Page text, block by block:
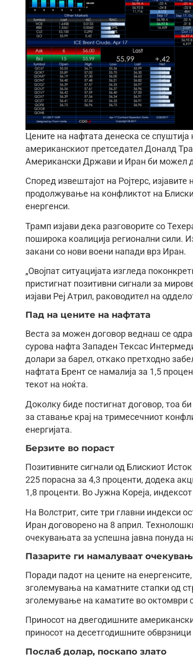
Цените на нафтата денеска се
американскиот претседател Доналд
Американски Држави и Иран би можел
Според извештајот на Ројтерс,
продолжување на конфликтот на
енергенси.
Трамп изјави дека разговорите со
поширока коалиција регионални сили.
закани со нови воени напади врз Иран.
„Овојпат ситуацијата изгледа
пристигнат позитивни сигнали за
изјави Реј Атрил, раководител на
Пад на цените на нафтата
Веста за можен договор веднаш се
сурова нафта Западен Тексас
долари за барел, откако претходно
нафтата Брент се намалија за 1,5
текот на ноќта.
Доколку биде постигнат договор, тоа
за ставање крај на тримесечниот
енергијата.
Берзите во пораст
Позитивните сигнали од Блискиот
225 порасна за 4,3 проценти, додека
1,8 проценти. Во Јужна Кореја,
На Волстрит, сите три главни индекси
Иран договорено на 8 април.
очекувањата за успешна јавна понуда
Пазарите ги намалуваат
Поради падот на цените на
зголемувања на каматните стапки од
зголемување на каматите во октомври
Приносот на двегодишните
приносот на десетгодишните
Послаб долар, поскапо злато